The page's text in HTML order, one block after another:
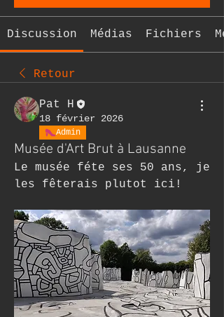
Discussion Médias Fichiers
Retour
Pat H
18 février 2026
Admin
Musée d'Art Brut à Lausanne
Le musée féte ses 50 ans, je
les fêterais plutot ici!